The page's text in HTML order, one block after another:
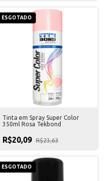
ESGOTADO
Tinta em Spray Super Color
350ml Rosa Tekbond
R$20,09 R$23,63
ESGOTADO